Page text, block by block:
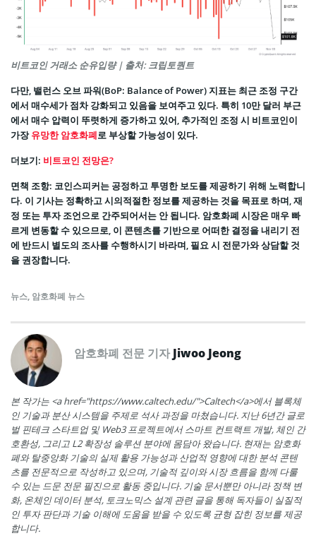
비트코인 거래소 순유입량 | 출처: 크립토퀀트
다만, 밸런스 오브 파워(BoP: Balance of Power) 지표는 최근 조정 구간
에서 매수세가 점차 강화되고 있음을 보여주고 있다. 특히 10만 달러 부근
에서 매수 압력이 뚜렷하게 증가하고 있어, 추가적인 조정 시 비트코인이
가장유망한 암호화폐로 부상할 가능성이 있다.
더보기: 비트코인 전망은?
면책 조항: 코인스피커는 공정하고 투명한 보도를 제공하기 위해 노력합니
다. 이 기사는 정확하고 시의적절한 정보를 제공하는 것을 목표로 하며, 재
정 또는 투자 조언으로 간주되어서는 안 됩니다. 암호화폐 시장은 매우 빠
르게 변동할 수 있으므로, 이 콘텐츠를 기반으로 어떠한 결정을 내리기 전
에 반드시 별도의 조사를 수행하시기 바라며, 필요 시 전문가와 상담할 것
을 권장합니다.
뉴스, 암호화폐 뉴스
암호화폐 전문 기자Jiwoo Jeong
본 작가는 <a href="https://www.caltech.edu/">Caltech</a>에서 블록체
인 기술과 분산 시스템을 주제로 석사 과정을 마쳤습니다. 지난 6년간 글로
벌 핀테크 스타트업 및 Web3 프로젝트에서 스마트 컨트랙트 개발, 체인 간
호환성, 그리고 L2 확장성 솔루션 분야에 몸담아 왔습니다. 현재는 암호화
폐와 탈중앙화 기술의 실제 활용 가능성과 산업적 영향에 대한 분석 콘텐
츠를 전문적으로 작성하고 있으며, 기술적 깊이와 시장 흐름을 함께 다룰
수 있는 드문 전문 필진으로 활동 중입니다. 기술 문서뿐만 아니라 정책 변
화, 온체인 데이터 분석, 토크노믹스 설계 관련 글을 통해 독자들이 실질적
인 투자 판단과 기술 이해에 도움을 받을 수 있도록 균형 잡힌 정보를 제공
합니다.